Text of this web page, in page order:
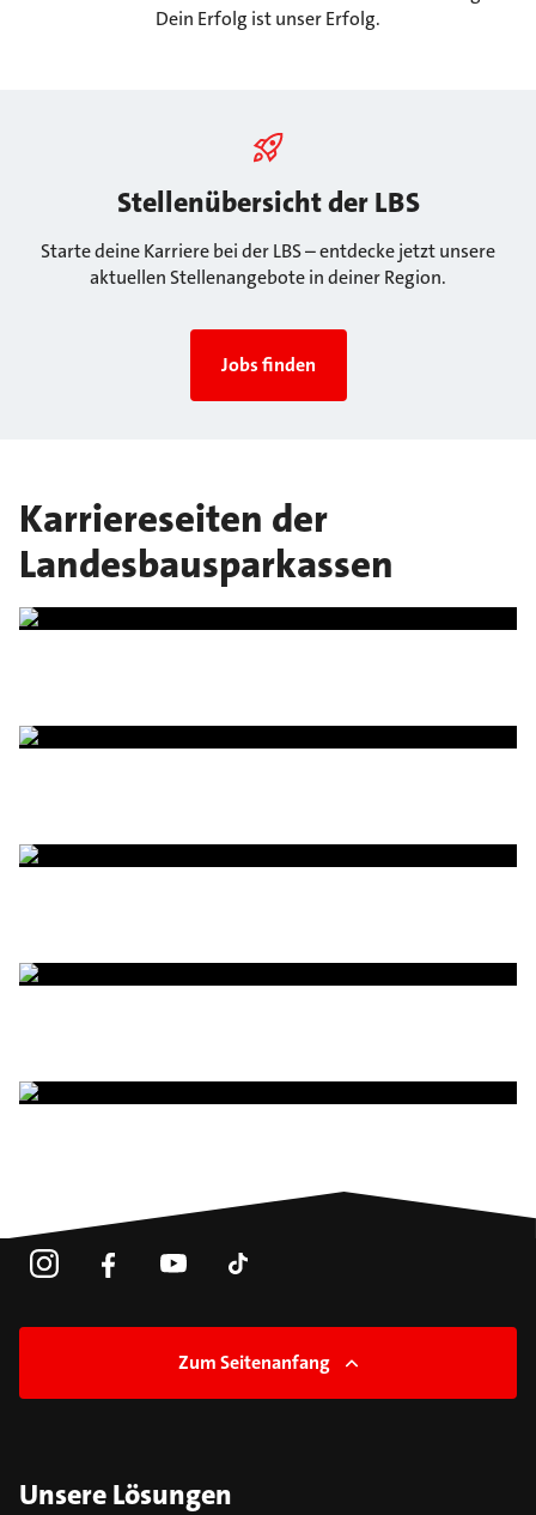
Dein Erfolg ist unser Erfolg.
Stellenübersicht der LBS
Starte deine Karriere bei der LBS – entdecke jetzt unsere
aktuellen Stellenangebote in deiner Region.
Jobs finden
Karriereseiten der
Landesbausparkassen
Zum Seitenanfang
Unsere Lösungen